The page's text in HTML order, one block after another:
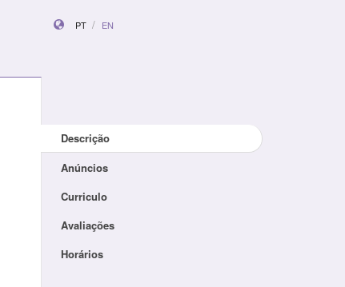
PT EN
Descrição
Anúncios
Curriculo
Avaliações
Horários